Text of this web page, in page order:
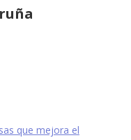
que mejora el